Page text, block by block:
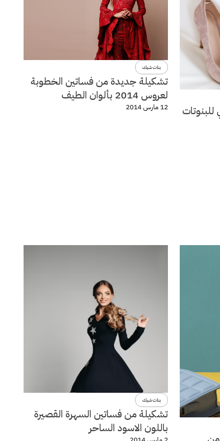
بنات شيك
تشكيلة جديدة من فساتين الخطوبة
لعروس 2014 بألوان الطيف
12 مارس 2014
بنات شيك
تشكيلة من فساتين السهرة القصيرة
باللون الاسود الساحر